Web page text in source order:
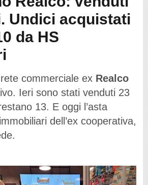
Undici acquistati
da HS
commerciale ex Realco
Ieri sono stati venduti 23
13. E oggi l’asta
dell’ex cooperativa,